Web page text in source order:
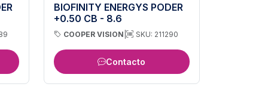
BIOFINITY ENERGYS PODER
+0.50 CB - 8.6
COOPER VISION SKU: 211290
Contacto